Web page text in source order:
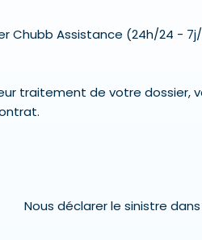
Chubb Assistance (24h/24 -
traitement de votre dossier,
Nous déclarer le sinistre